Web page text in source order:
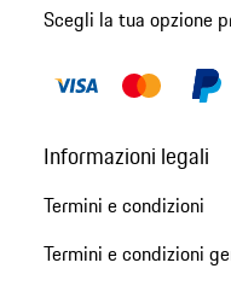
Scegli la tua opzione
Informazioni legali
Termini e condizioni
Termini e condizioni